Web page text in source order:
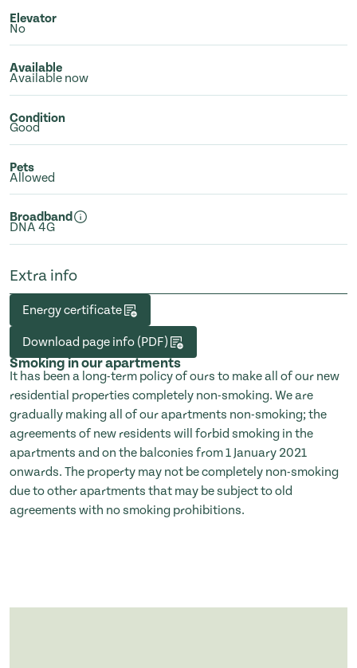
Elevator
No
Available
Available now
Condition
Good
Pets
Allowed
Broadband
DNA 4G
Extra info
Energy certificate
Download page info (PDF)
Smoking in our apartments
It has been a long-term policy of ours to make all of our new
residential properties completely non-smoking. We are
gradually making all of our apartments non-smoking; the
agreements of new residents will forbid smoking in the
apartments and on the balconies from 1 January 2021
onwards. The property may not be completely non-smoking
due to other apartments that may be subject to old
agreements with no smoking prohibitions.